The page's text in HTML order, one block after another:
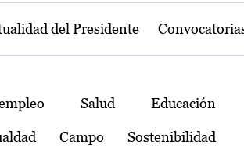
del Presidente
Salud Educación
Campo Sostenibilidad